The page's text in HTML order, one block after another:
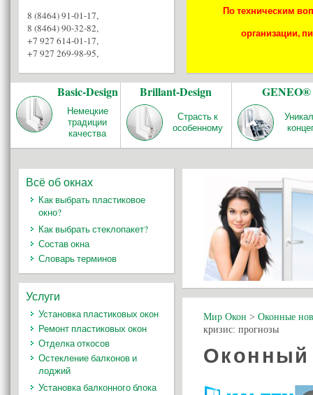
8 (8464) 91-01-17,
8 (8464) 90-32-82,
+7 927 614-01-17,
+7 927 269-98-95,
По техническим
организации,
Basic-Design
Немецкие
традиции
качества
Brillant-Design
Страсть к
особенному
GENEO®
Мир Окон > Оконные
кризис: прогнозы
Оконный
Всё об окнах
Как выбрать пластиковое
окно?
Как выбрать стеклопакет?
Состав окна
Словарь терминов
Услуги
Установка пластиковых окон
Ремонт пластиковых окон
Отделка откосов
Остекление балконов и
лоджий
Установка балконного блока